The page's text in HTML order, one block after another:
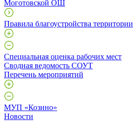
Моготовской ОШ
Правила благоустройства территории
Специальная оценка рабочих мест
Сводная ведомость СОУТ
Перечень мероприятий
МУП «Козино»
Новости